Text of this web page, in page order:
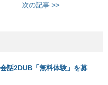
次の記事 >>
話2DUB「無料体験」を募